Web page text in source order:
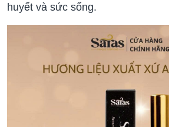
huyết và sức sống.